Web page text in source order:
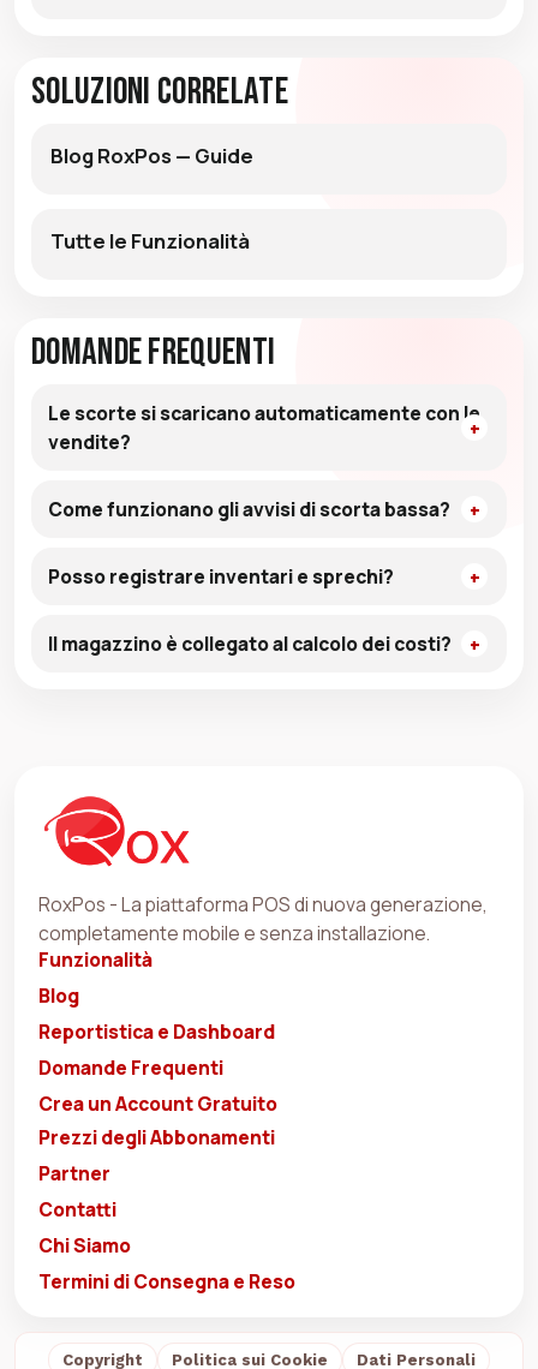
Soluzioni Correlate
Blog RoxPos — Guide
Tutte le Funzionalità
Domande Frequenti
Le scorte si scaricano automaticamente con le
vendite?
Come funzionano gli avvisi di scorta bassa?
Posso registrare inventari e sprechi?
Il magazzino è collegato al calcolo dei costi?
RoxPos - La piattaforma POS di nuova generazione,
completamente mobile e senza installazione.
Funzionalità
Blog
Reportistica e Dashboard
Domande Frequenti
Crea un Account Gratuito
Prezzi degli Abbonamenti
Partner
Contatti
Chi Siamo
Termini di Consegna e Reso
Copyright Politica sui Cookie Dati Personali